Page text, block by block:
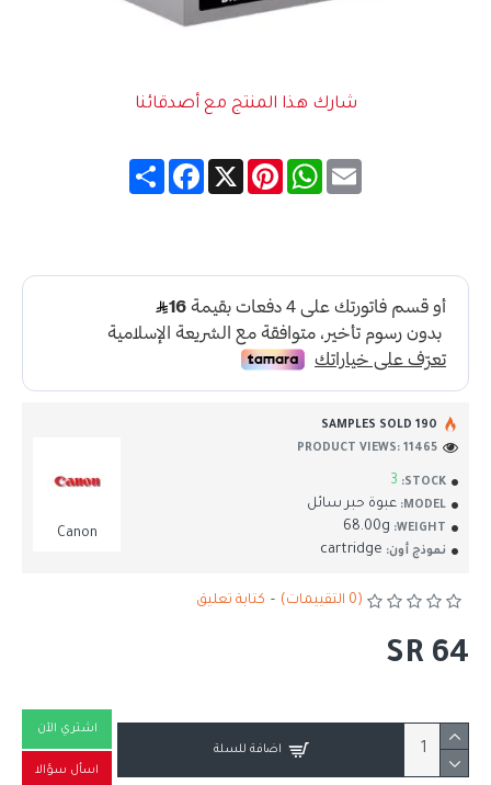
شارك هذا المنتج مع أصدقائنا
ShareFacebook X
PinterestWhatsApp Email
STOCK:
3
MODEL: عبوة حبر سائل
WEIGHT:
68.00g
نموذج أون: cartridge
Canon
190 SAMPLES SOLD
PRODUCT VIEWS: 11465
(0 التقييمات) - كتابة تعليق
SR 64
اضافة للسلة
اشتري الآن
اسأل سؤالا